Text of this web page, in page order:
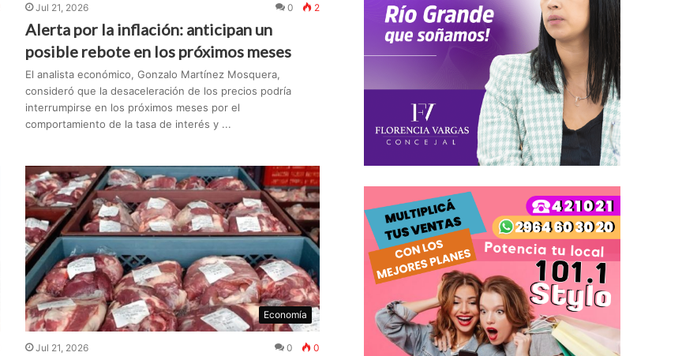
Jul 21, 2026 0 2
Alerta por la inflación: anticipan un
posible rebote en los próximos meses
El analista económico, Gonzalo Martínez Mosquera,
consideró que la desaceleración de los precios podría
interrumpirse en los próximos meses por el
comportamiento de la tasa de interés y ...
Economía
Jul 21, 2026 0 0